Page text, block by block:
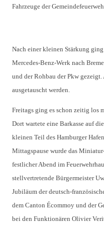
Fahrzeuge der
Nach einer kleinen Stärkung
Mercedes-Benz-Werk nach
und der Rohbau der Pkw
ausgetauscht werden.
Freitags ging es schon zeitig los
Dort wartete eine Barkasse auf
kleinen Teil des Hamburger
Mittagspause wurde das
festlicher Abend im
stellvertretende Bürgermeister
Jubiläum der deutsch-
dem Canton Écommoy und der
bei den Funktionären Olivier